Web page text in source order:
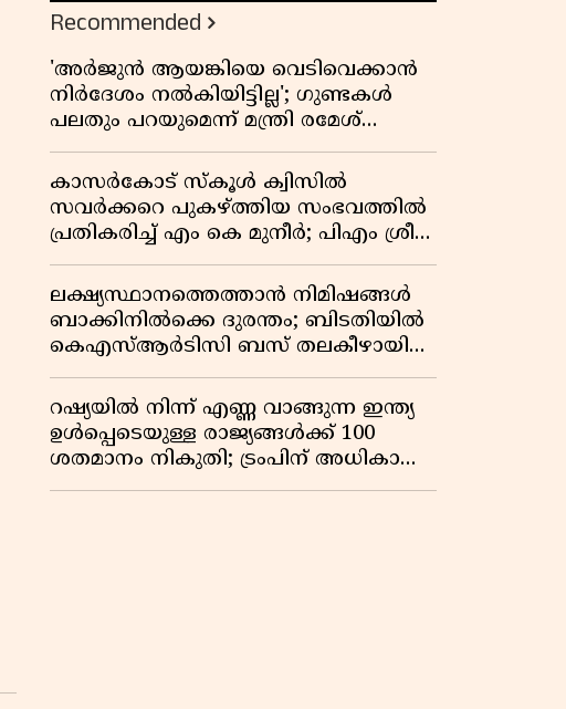
പാസാക്കി
Recommended
'അർജുൻ ആയങ്കിയെ വെടിവെക്കാൻ
നിർദേശം നൽകിയിട്ടില്ല'; ഗുണ്ടകൾ
പലതും പറയുമെന്ന് മന്ത്രി രമേശ്
ചെന്നിത്തല
കാസർകോട് സ്കൂൾ ക്വിസിൽ
സവർക്കറെ പുകഴ്ത്തിയ സംഭവത്തിൽ
പ്രതികരിച്ച് എം കെ മുനീർ; പിഎം ശ്രീ
പദ്ധതിയിലും പ്രതികരണം
ലക്ഷ്യസ്ഥാനത്തെത്താൻ നിമിഷങ്ങൾ
ബാക്കിനിൽക്കെ ദുരന്തം; ബിടതിയിൽ
കെഎസ്ആർടിസി ബസ് തലകീഴായി
മറിഞ്ഞ് ഡ്രൈവറും കണ്ടക്ടറും മരിച്ചു
റഷ്യയിൽ നിന്ന് എണ്ണ വാങ്ങുന്ന ഇന്ത്യ
ഉൾപ്പെടെയുള്ള രാജ്യങ്ങൾക്ക് 100
ശതമാനം നികുതി; ട്രംപിന് അധികാരം
നൽകി യുഎസ് സെനറ്റ് ബിൽ